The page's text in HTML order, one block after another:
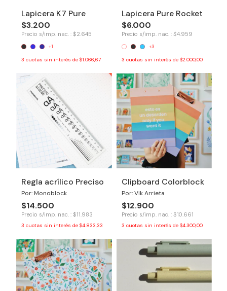
Lapicera K7 Pure
$3.200
Precio s/imp. nac. : $2.645
+1
3 cuotas sin interés de $1.066,67
Lapicera Pure Rocket
$6.000
Precio s/imp. nac. : $4.959
+3
3 cuotas sin interés de $2.000,00
Regla acrílico Preciso
Por: Monoblock
$14.500
Precio s/imp. nac. : $11.983
3 cuotas sin interés de $4.833,33
Clipboard Colorblock
Por: Vik Arrieta
$12.900
Precio s/imp. nac. : $10.661
3 cuotas sin interés de $4.300,00